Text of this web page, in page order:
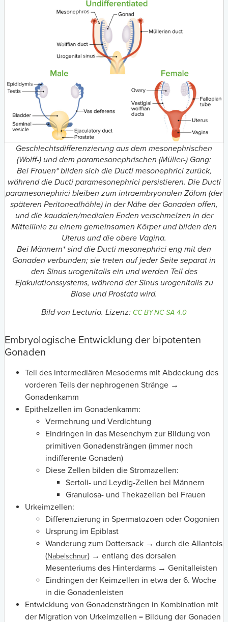
Geschlechtsdifferenzierung aus dem mesonephrischen
(Wolff-) und dem paramesonephrischen (Müller-) Gang:
Bei Frauen* bilden sich die Ducti mesonephrici zurück,
während die Ducti paramesonephrici persistieren. Die Ducti
paramesonephrici bleiben zum intraembryonalen Zölom (der
späteren Peritonealhöhle) in der Nähe der Gonaden offen,
und die kaudalen/medialen Enden verschmelzen in der
Mittellinie zu einem gemeinsamen Körper und bilden den
Uterus und die obere Vagina.
Bei Männern* sind die Ducti mesonephrici eng mit den
Gonaden verbunden; sie treten auf jeder Seite separat in
den Sinus urogenitalis ein und werden Teil des
Ejakulationssystems, während der Sinus urogenitalis zu
Blase und Prostata wird.
Bild von Lecturio. Lizenz: CC BY-NC-SA 4.0
Embryologische Entwicklung der bipotenten
Gonaden
Teil des intermediären Mesoderms mit Abdeckung des
vorderen Teils der nephrogenen Stränge →
Gonadenkamm
Epithelzellen im Gonadenkamm:
Vermehrung und Verdichtung
Eindringen in das Mesenchym zur Bildung von
primitiven Gonadensträngen (immer noch
indifferente Gonaden)
Diese Zellen bilden die Stromazellen:
Sertoli- und Leydig-Zellen bei Männern
Granulosa- und Thekazellen bei Frauen
Urkeimzellen:
Differenzierung in Spermatozoen oder Oogonien
Ursprung im Epiblast
Wanderung zum Dottersack → durch die Allantois
(Nabelschnur) → entlang des dorsalen
Mesenteriums des Hinterdarms → Genitalleisten
Eindringen der Keimzellen in etwa der 6. Woche
in die Gonadenleisten
Entwicklung von Gonadensträngen in Kombination mit
der Migration von Urkeimzellen = Bildung der Gonaden